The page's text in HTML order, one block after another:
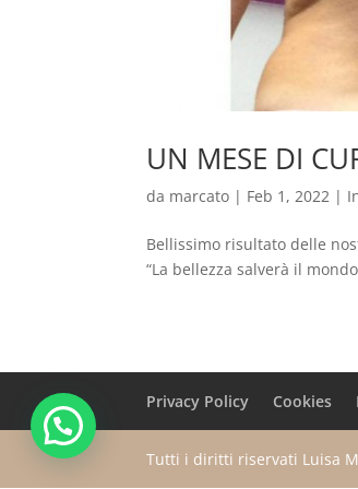
UN MESE DI
da marcato | Feb 1, 2022 |
Bellissimo risultato delle
“La bellezza salverà il
Privacy Policy Cookies
Tutti i diritti riservati Luisa